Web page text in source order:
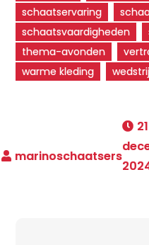
schaatservaring
schaatsvaardigheden
thema-avonden
warme kleding
21